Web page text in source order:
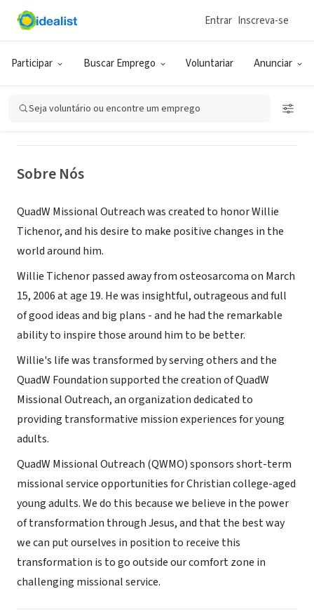
Participar Buscar Emprego Voluntariar Anunciar
Entrar Inscreva-se
Seja voluntário ou encontre um emprego
ONG (SETOR SOCIAL)
QuadW Missional Outreach
Sobre Nós
QuadW Missional Outreach was created to honor Willie
Tichenor, and his desire to make positive changes in the
world around him.
Willie Tichenor passed away from osteosarcoma on March
15, 2006 at age 19. He was insightful, outrageous and full
of good ideas and big plans - and he had the remarkable
ability to inspire those around him to be better.
Willie's life was transformed by serving others and the
QuadW Foundation supported the creation of QuadW
Missional Outreach, an organization dedicated to
providing transformative mission experiences for young
adults.
QuadW Missional Outreach (QWMO) sponsors short-term
missional service opportunities for Christian college-aged
young adults. We do this because we believe in the power
of transformation through Jesus, and that the best way
we can put ourselves in position to receive this
transformation is to go outside our comfort zone in
challenging missional service.